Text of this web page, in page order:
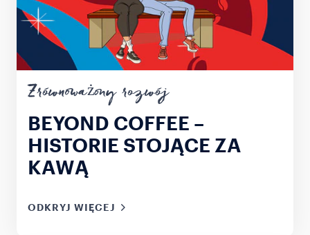
Zrównoważony rozwój
BEYOND COFFEE –
HISTORIE STOJĄCE ZA
KAWĄ
ODKRYJ WIĘCEJ